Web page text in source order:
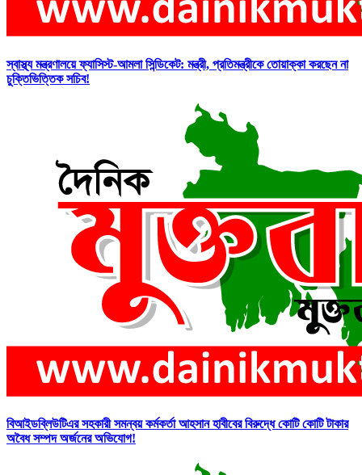
স্বাস্থ্য মন্ত্রণালয়ে ফ্যাসিস্ট-আমলা সিন্ডিকেট: মন্ত্রী, প্রতিমন্ত্রীকে তোয়াক্কা করছেন না
চুক্তিভিত্তিক সচিব!
বিআইডব্লিউটিএর সহকারী সমন্বয় কর্মকর্তা আহসান হাবীবের বিরুদ্ধে কোটি কোটি টাকার
অবৈধ সম্পদ অর্জনের অভিযোগ!